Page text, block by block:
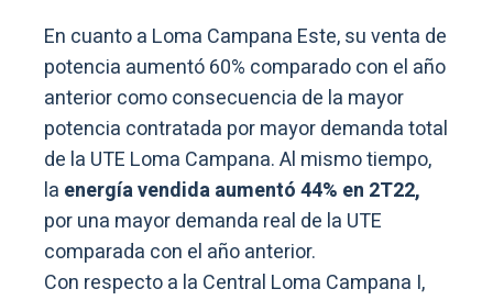
En cuanto a Loma Campana Este, su venta de
potencia aumentó 60% comparado con el año
anterior como consecuencia de la mayor
potencia contratada por mayor demanda total
de la UTE Loma Campana. Al mismo tiempo,
la energía vendida aumentó 44% en 2T22,
por una mayor demanda real de la UTE
comparada con el año anterior.
Con respecto a la Central Loma Campana I,